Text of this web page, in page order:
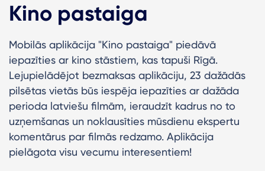
Kino pastaiga
Mobilās aplikācija "Kino pastaiga" piedāvā
iepazīties ar kino stāstiem, kas tapuši Rīgā.
Lejupielādējot bezmaksas aplikāciju, 23 dažādās
pilsētas vietās būs iespēja iepazīties ar dažāda
perioda latviešu filmām, ieraudzīt kadrus no to
uzņemšanas un noklausīties mūsdienu ekspertu
komentārus par filmās redzamo. Aplikācija
pielāgota visu vecumu interesentiem!